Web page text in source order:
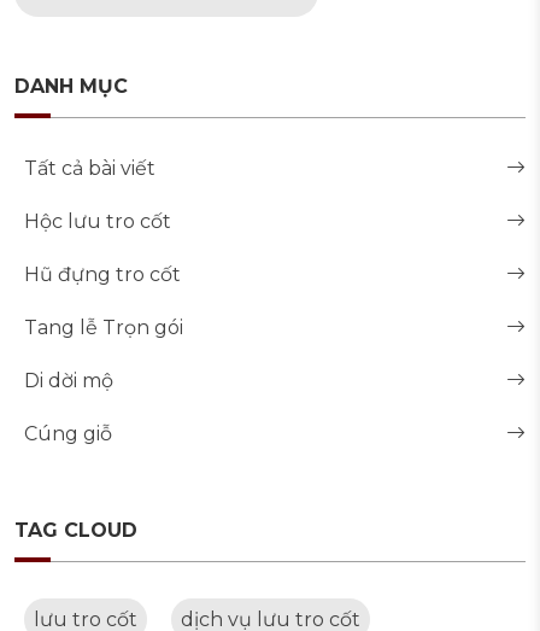
DANH MỤC
Tất cả bài viết
Hộc lưu tro cốt
Hũ đựng tro cốt
Tang lễ Trọn gói
Di dời mộ
Cúng giỗ
TAG CLOUD
lưu tro cốt dịch vụ lưu tro cốt